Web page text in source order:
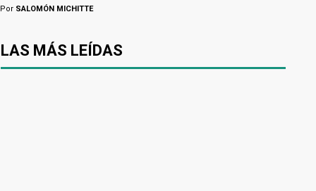
Por SALOMÓN MICHITTE
LAS MÁS LEÍDAS